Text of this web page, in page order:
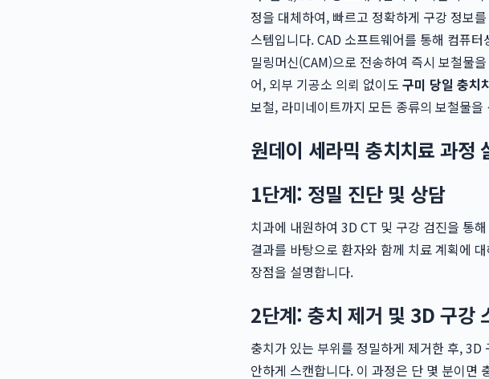
정을 대체하여, 빠르고 정확하게 구강 정보
스템입니다. CAD 소프트웨어를 통해 컴퓨
밀링머신(CAM)으로 전송하여 즉시 보철물
어, 외부 기공소 의뢰 없이도 구미 당일 충치
보철, 라미네이트까지 모든 종류의 보철물
원데이 세라믹 충치치료 과정
1단계: 정밀 진단 및 상담
치과에 내원하여 3D CT 및 구강 검진을 통
결과를 바탕으로 환자와 함께 치료 계획에
장점을 설명합니다.
2단계: 충치 제거 및 3D 구강
충치가 있는 부위를 정밀하게 제거한 후,
안하게 스캔합니다. 이 과정은 단 몇 분이면